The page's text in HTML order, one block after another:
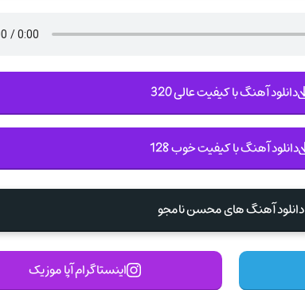
دانلود آهنگ با کیفیت عالی 320
دانلود آهنگ با کیفیت خوب 128
دانلود آهنگ های محسن نامجو
اینستاگرام آپا موزیک